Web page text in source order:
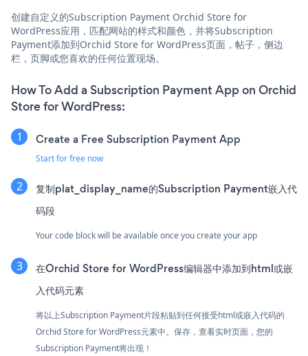
创建自定义的Subscription Payment Orchid Store for
WordPress应用，匹配网站的样式和颜色，并将Subscription
Payment添加到Orchid Store for WordPress页面，帖子，侧边
栏，页脚或您喜欢的任何位置现场。
How To Add a Subscription Payment App on Orchid
Store for WordPress:
Create a Free Subscription Payment App
Start for free now
复制plat_display_name的Subscription Payment嵌入代
码段
Your code block will be available once you create your app
在Orchid Store for WordPress编辑器中添加到html或嵌
入代码元素
将以上Subscription Payment片段粘贴到任何接受html或嵌入代码的
Orchid Store for WordPress元素中。保存，查看实时页面，您的
Subscription Payment将出现！